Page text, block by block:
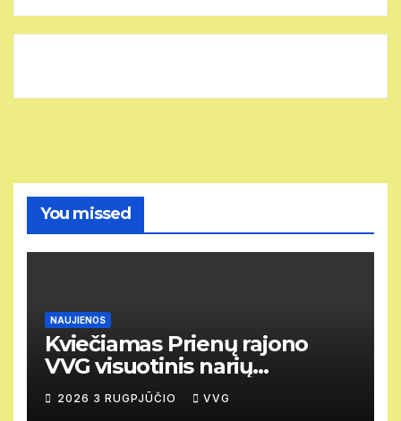
You missed
NAUJIENOS
Kviečiamas Prienų rajono
VVG visuotinis narių
susirinkimas
2026 3 RUGPJŪČIO VVG